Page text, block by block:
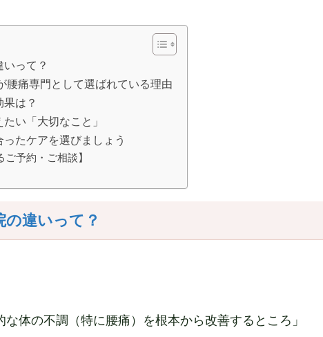
って？
腰痛専門として選ばれている理由
は？
い「大切なこと」
たケアを選びましょう
ご予約・ご相談】
の違いって？
な体の不調（特に腰痛）を根本から改善するところ」